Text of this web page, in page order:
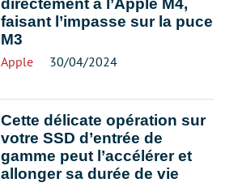
directement à l’Apple M4,
faisant l’impasse sur la puce
M3
Apple 30/04/2024
Cette délicate opération sur
votre SSD d’entrée de
gamme peut l’accélérer et
allonger sa durée de vie